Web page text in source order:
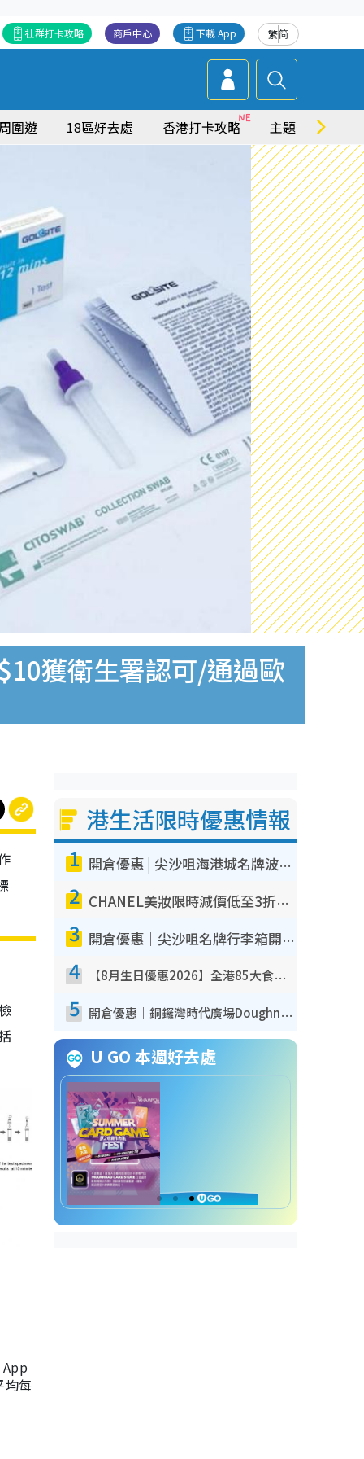
繁简
下載 App
商戶中心
社群打卡攻略
圍遊 18區好去處 香港打卡攻略 主題特集
獲衛生署認可/通過歐
均每
港生活限時優惠情報
1 開倉優惠 | 尖沙咀海港城名牌波鞋開倉低至1折！On鞋$899起／Joy&Peace鞋履$98起
2 CHANEL美妝限時減價低至3折！人氣粉底/唇膏/精華液低至$275！COCO香水都有平
3 開倉優惠｜尖沙咀名牌行李箱開倉低至4折！一連5日 American Tourister/ace./Hallmark $200起！
4 【8月生日優惠2026】全港85大食買玩著數攻略 自助餐/火鍋放題同行免費＋誠品/DONKI送現金券
5 開倉優惠｜銅鑼灣時代廣場Doughnut/Campo Marzio開倉低至1折！背囊、書包、手袋劈價$200起
U GO 本週好去處